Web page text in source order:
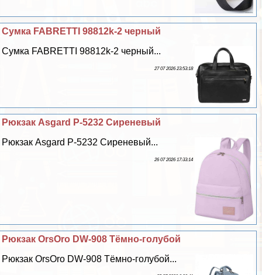
Сумка FABRETTI 98812k-2 черный
Сумка FABRETTI 98812k-2 черный...
27 07 2026 23:53:18
Рюкзак Asgard Р-5232 Сиреневый
Рюкзак Asgard Р-5232 Сиреневый...
26 07 2026 17:33:14
Рюкзак OrsOro DW-908 Тёмно-гoлyбой
Рюкзак OrsOro DW-908 Тёмно-гoлyбой...